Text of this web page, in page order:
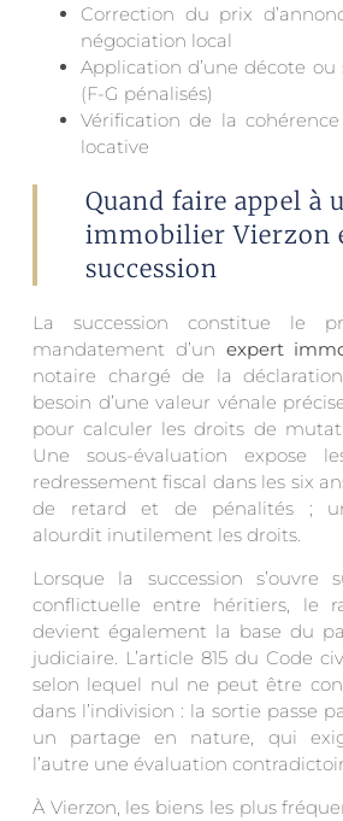
Correction du prix
négociation local
Application d’une décote ou
(F-G pénalisés)
Vérification de la
locative
Quand faire appel à
immobilier Vierzon
succession
La succession constitue le
mandatement d’un expert
notaire chargé de la
besoin d’une valeur vénale
pour calculer les droits de
Une sous-évaluation expose
redressement fiscal dans les six
de retard et de pénalités ;
alourdit inutilement les droits.
Lorsque la succession s’ouvre
conflictuelle entre héritiers, le
devient également la base du
judiciaire. L’article 815 du Code
selon lequel nul ne peut être
dans l’indivision : la sortie passe
un partage en nature, qui
l’autre une évaluation
À Vierzon, les biens les plus